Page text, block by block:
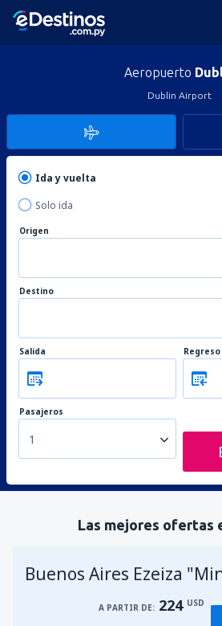
Aeropuerto
Dublin Airport
Ida y vuelta
Solo ida
Origen
Destino
Salida Regreso
Pasajeros
1
Las mejores ofertas
A PARTIR DE: 224 USD